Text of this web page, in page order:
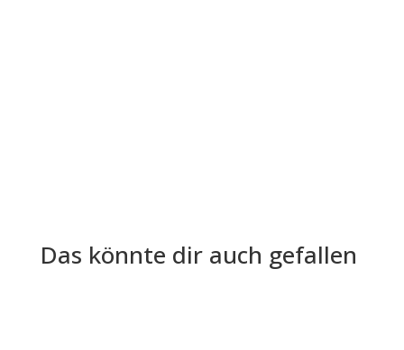
Das könnte dir auch gefallen